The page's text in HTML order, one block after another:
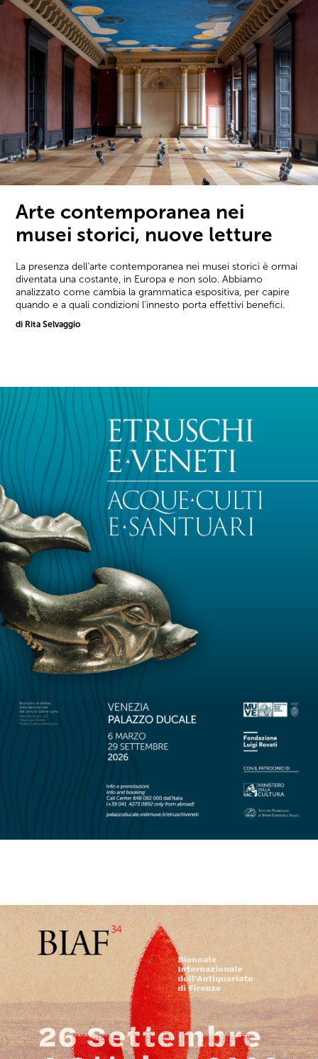
Arte contemporanea nei
musei storici, nuove letture
La presenza dell'arte contemporanea nei musei storici è ormai
diventata una costante, in Europa e non solo. Abbiamo
analizzato come cambia la grammatica espositiva, per capire
quando e a quali condizioni l'innesto porta effettivi benefici.
di Rita Selvaggio